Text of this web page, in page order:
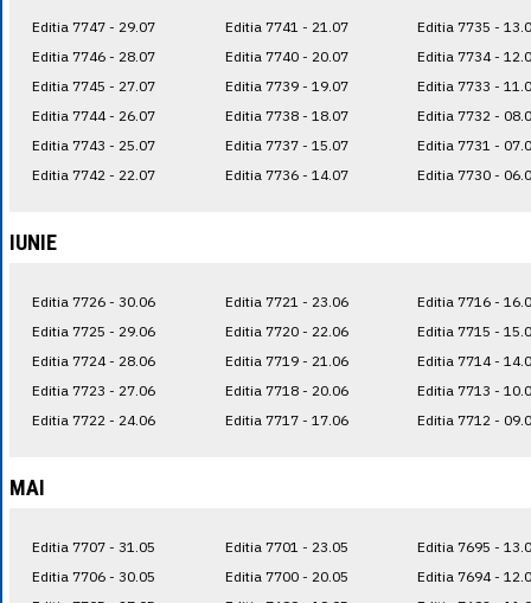
Editia 7747 - 29.07
Editia 7746 - 28.07
Editia 7745 - 27.07
Editia 7744 - 26.07
Editia 7743 - 25.07
Editia 7742 - 22.07
Editia 7741 - 21.07
Editia 7740 - 20.07
Editia 7739 - 19.07
Editia 7738 - 18.07
Editia 7737 - 15.07
Editia 7736 - 14.07
Editia 7735 -
Editia 7734 -
Editia 7733 -
Editia 7732 -
Editia 7731 -
Editia 7730 -
IUNIE
Editia 7726 - 30.06
Editia 7725 - 29.06
Editia 7724 - 28.06
Editia 7723 - 27.06
Editia 7722 - 24.06
Editia 7721 - 23.06
Editia 7720 - 22.06
Editia 7719 - 21.06
Editia 7718 - 20.06
Editia 7717 - 17.06
Editia 7716 -
Editia 7715 -
Editia 7714 -
Editia 7713 -
Editia 7712 -
MAI
Editia 7707 - 31.05
Editia 7706 - 30.05
Editia 7701 - 23.05
Editia 7700 - 20.05
Editia 7695 -
Editia 7694 -